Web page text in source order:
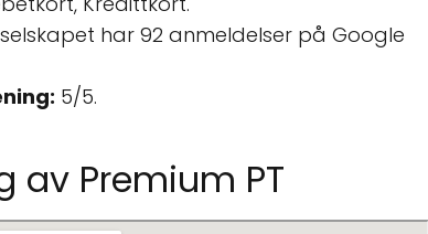
har 92 anmeldelser på Google
5/5.
av Premium PT